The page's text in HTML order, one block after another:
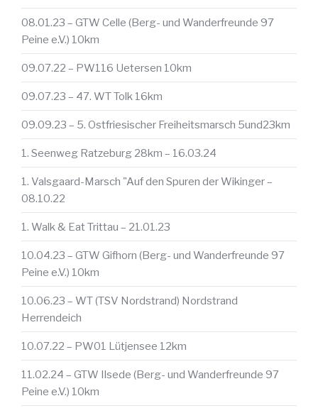
08.01.23 – GTW Celle (Berg- und Wanderfreunde 97
Peine e.V.) 10km
09.07.22 – PW116 Uetersen 10km
09.07.23 – 47. WT Tolk 16km
09.09.23 – 5. Ostfriesischer Freiheitsmarsch 5und23km
1. Seenweg Ratzeburg 28km – 16.03.24
1. Valsgaard-Marsch "Auf den Spuren der Wikinger –
08.10.22
1. Walk & Eat Trittau – 21.01.23
10.04.23 – GTW Gifhorn (Berg- und Wanderfreunde 97
Peine e.V.) 10km
10.06.23 – WT (TSV Nordstrand) Nordstrand
Herrendeich
10.07.22 – PW01 Lütjensee 12km
11.02.24 – GTW Ilsede (Berg- und Wanderfreunde 97
Peine e.V.) 10km